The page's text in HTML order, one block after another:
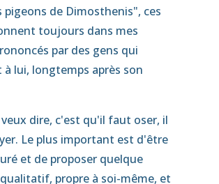
pigeons de Dimosthenis", ces
toujours dans mes
par des gens qui
à lui, longtemps après son
veux dire, c'est qu'il faut oser, il
Le plus important est d'être
et de proposer quelque
propre à soi-même, et